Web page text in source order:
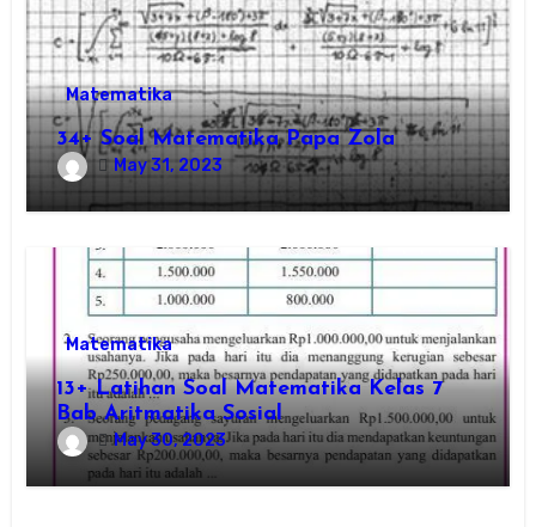
Matematika
34+ Soal Matematika Papa Zola
May 31, 2023
Matematika
13+ Latihan Soal Matematika Kelas 7
Bab Aritmatika Sosial
May 30, 2023